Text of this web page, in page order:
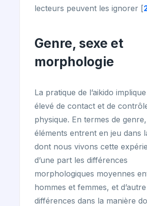
lecteurs peuvent les ignorer [
Genre, sexe et
morphologie
La pratique de l’aikido
élevé de contact et de
physique. En termes de
éléments entrent en jeu dans
dont nous vivons cette
d’une part les différences
morphologiques moyennes
hommes et femmes, et
différences dans la manière